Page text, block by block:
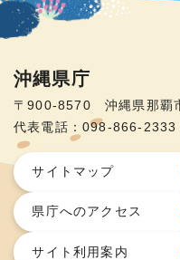
沖縄県庁
〒900-8570 沖縄県那覇
代表電話：098-866-2333
サイトマップ
県庁へのアクセス
サイト利用案内